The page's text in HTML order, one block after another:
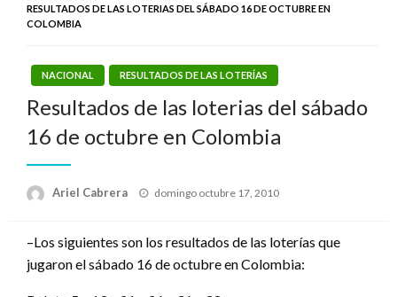
RESULTADOS DE LAS LOTERIAS DEL SÁBADO 16 DE OCTUBRE EN
COLOMBIA
NACIONAL RESULTADOS DE LAS LOTERÍAS
Resultados de las loterias del sábado
16 de octubre en Colombia
Ariel Cabrera
Publicado
domingo octubre 17, 2010
–Los siguientes son los resultados de las loterías que
jugaron el sábado 16 de octubre en Colombia: